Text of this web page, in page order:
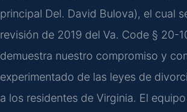
principal Del. David Bulova), el cual
revisión de 2019 del Va. Code § 20-
demuestra nuestro compromiso y
experimentado de las leyes de
a los residentes de Virginia. El